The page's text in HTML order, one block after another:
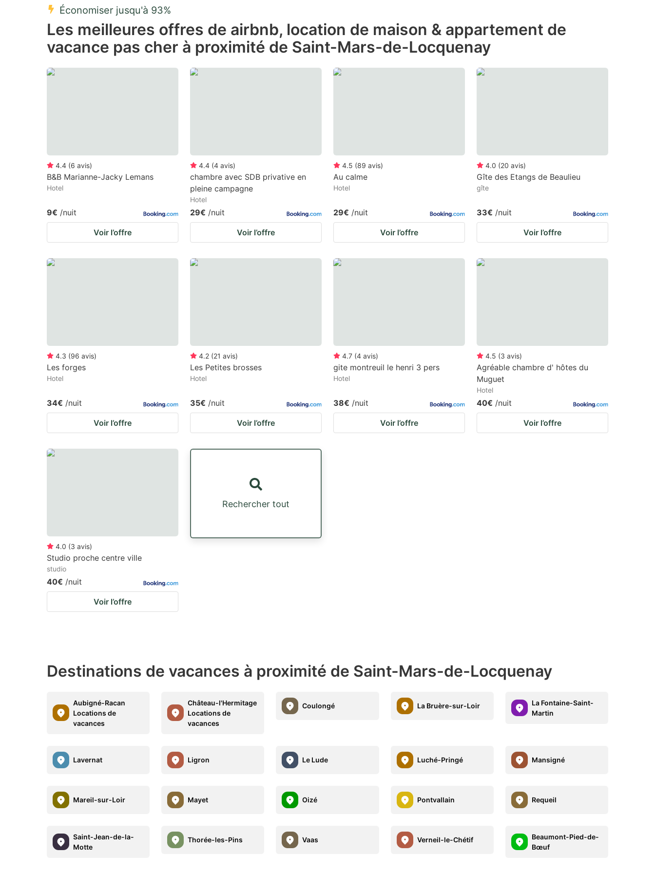
Press
the
question
for
changing
the
question
for
changing
dates.
Économiser jusqu'à 93%
Les meilleures offres de airbnb, location de maison & appartement de
vacance pas cher à proximité de Saint-Mars-de-Locquenay
4.4 (6 avis)
B&B Marianne-Jacky Lemans
Hotel
9€ /nuit
Voir l’offre
4.4 (4 avis)
chambre avec SDB privative en
pleine campagne
Hotel
29€ /nuit
Voir l’offre
4.5 (89 avis)
Au calme
Hotel
29€ /nuit
Voir l’offre
4.0 (20 avis)
Gîte des Etangs de Beaulieu
gîte
33€ /nuit
Voir l’offre
4.3 (96 avis)
Les forges
Hotel
34€ /nuit
Voir l’offre
4.2 (21 avis)
Les Petites brosses
Hotel
35€ /nuit
Voir l’offre
4.7 (4 avis)
gite montreuil le henri 3 pers
Hotel
38€ /nuit
Voir l’offre
4.5 (3 avis)
Agréable chambre d' hôtes du
Muguet
Hotel
40€ /nuit
Voir l’offre
4.0 (3 avis)
Studio proche centre ville
studio
40€ /nuit
Voir l’offre
Rechercher tout
Destinations de vacances à proximité de Saint-Mars-de-Locquenay
Aubigné-Racan
Locations de
vacances
Château-l'Hermitage
Locations de
vacances
Coulongé La Bruère-sur-Loir
La Fontaine-Saint-
Martin
Lavernat Ligron Le Lude Luché-Pringé Mansigné
Mareil-sur-Loir Mayet Oizé Pontvallain Requeil
Saint-Jean-de-la-
Motte
Thorée-les-Pins Vaas Verneil-le-Chétif
Beaumont-Pied-de-
Bœuf